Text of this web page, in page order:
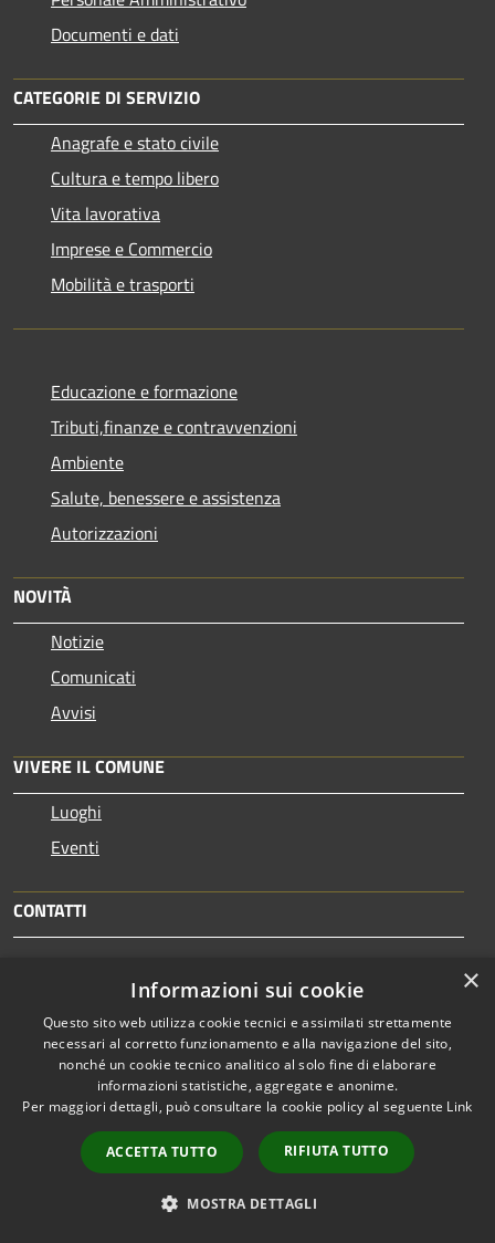
Documenti e dati
CATEGORIE DI SERVIZIO
Anagrafe e stato civile
Cultura e tempo libero
Vita lavorativa
Imprese e Commercio
Mobilità e trasporti
Educazione e formazione
Tributi,finanze e contravvenzioni
Ambiente
Salute, benessere e assistenza
Autorizzazioni
NOVITÀ
Notizie
Comunicati
Avvisi
VIVERE IL COMUNE
Luoghi
Eventi
CONTATTI
Piazza Municipio 1 74123 Taranto TA - 74121 - Taranto
Codice Fiscale: 80008750731
Partita IVA: 00850530734
Centralino Unico: 099 4581111
protocollo.comunetaranto@pec.rupar.puglia.it
×
Informazioni sui cookie
Questo sito web utilizza cookie tecnici e assimilati strettamente
necessari al corretto funzionamento e alla navigazione del sito,
nonché un cookie tecnico analitico al solo fine di elaborare
informazioni statistiche, aggregate e anonime.
Per maggiori dettagli, può consultare la cookie policy al seguente Link
ACCETTA TUTTO RIFIUTA TUTTO
MOSTRA DETTAGLI